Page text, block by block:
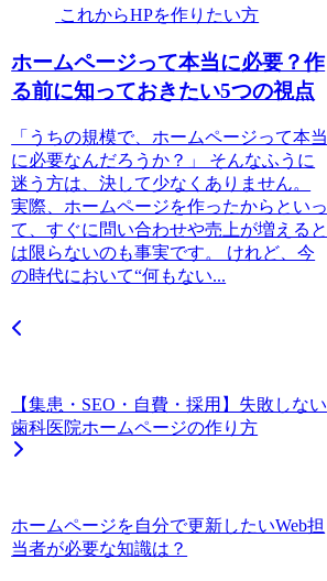
これからHPを作りたい方
ホームページって本当に必要？作
る前に知っておきたい5つの視点
「うちの規模で、ホームページって本当
に必要なんだろうか？」 そんなふうに
迷う方は、決して少なくありません。
実際、ホームページを作ったからといっ
て、すぐに問い合わせや売上が増えると
は限らないのも事実です。 けれど、今
の時代において“何もない...
【集患・SEO・自費・採用】失敗しない
歯科医院ホームページの作り方
ホームページを自分で更新したいWeb担
当者が必要な知識は？